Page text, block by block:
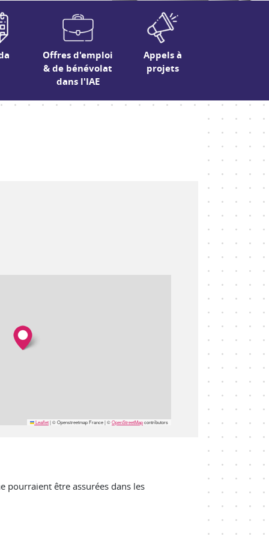
Offres d'emploi
& de bénévolat
dans l'IAE
Appels à
projets
Leaflet|© Openstreetmap France | ©OpenStreetMapcontributors
pourraient être assurées dans les